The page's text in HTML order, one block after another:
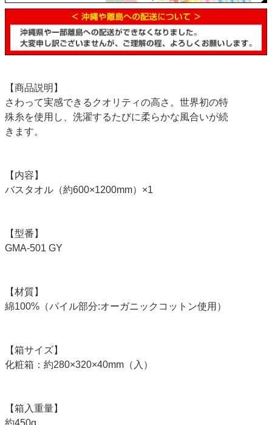
【商品説明】
さわって実感できるクオリティの高さ。世界初の特
殊糸を使用し、洗濯するたびに柔らかな風合いが続
きます。
【内容】
バスタオル（約600×1200mm）×1
【型番】
GMA-501 GY
【材質】
綿100%（パイル部分:オーガニックコットン使用）
【箱サイズ】
化粧箱：約280×320×40mm（入）
【箱入重量】
約450g